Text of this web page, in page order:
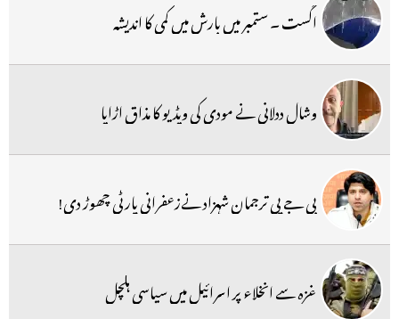
اگست ۔ ستمبر میں بارش میں کمی کا اندیشہ
وشال ددلانی نے مودی کی ویڈیو کا مذاق اڑایا
بی جے پی ترجمان شہزاد نےزعفرانی پارٹی چھوڑ دی!
غزہ سے انخلاء پر اسرائیل میں سیاسی ہلچل